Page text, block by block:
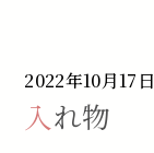
2022年10月17日
入れ物